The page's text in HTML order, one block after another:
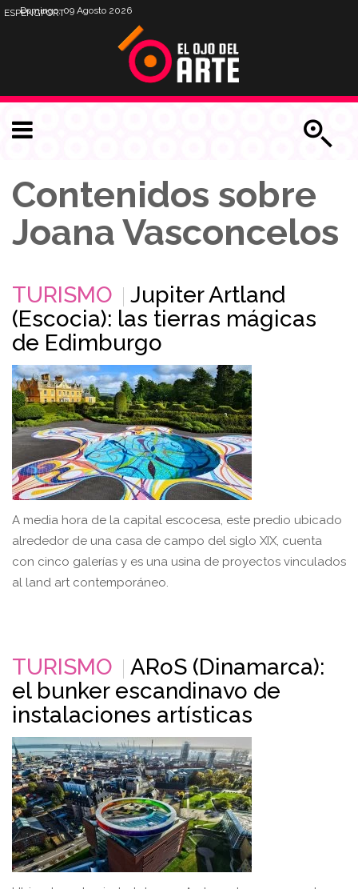
Domingo, 09 Agosto 2026
ESPENGPORT
Contenidos sobre
Joana Vasconcelos
TURISMO
Jupiter Artland
(Escocia): las tierras mágicas
de Edimburgo
A media hora de la capital escocesa, este predio ubicado
alrededor de una casa de campo del siglo XIX, cuenta
con cinco galerías y es una usina de proyectos vinculados
al land art contemporáneo.
TURISMO
ARoS (Dinamarca):
el bunker escandinavo de
instalaciones artísticas